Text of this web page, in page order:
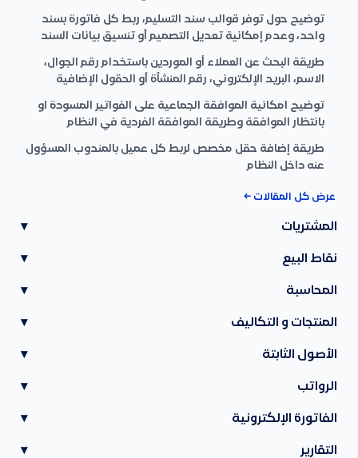
توضيح حول توفر قوالب سند التسليم، ربط كل فاتورة بسند
واحد، وعدم إمكانية تعديل التصميم أو تنسيق بيانات السند
طريقة البحث عن العملاء أو الموردين باستخدام رقم الجوال،
الاسم، البريد الإلكتروني، رقم المنشأة أو الحقول الإضافية
توضيح امكانية الموافقة الجماعية على الفواتير المسودة او
بانتظار الموافقة وطريقة الموافقة الفردية في النظام
طريقة إضافة حقل مخصص لربط كل عميل بالمندوب المسؤول
عنه داخل النظام
عرض كل المقالات ←
المشتريات ▾
نقاط البيع ▾
المحاسبة ▾
المنتجات و التكاليف ▾
الأصول الثابتة ▾
الرواتب ▾
الفاتورة الإلكترونية ▾
التقارير ▾